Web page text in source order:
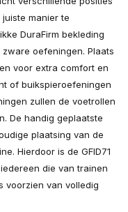
manier te
DuraFirm bekleding
oefeningen. Plaats
voor extra comfort en
of buikspieroefeningen
zullen de voetrollen
De handig geplaatste
plaatsing van de
Hierdoor is de GFID71
die van trainen
voorzien van volledig